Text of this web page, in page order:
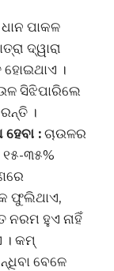
ଧାନ ପାକଳ
ଦ୍ୱାରା
ହୋଇଥାଏ ।
ସିଝିପାରିଲେ
।
: ଚାଉଳର
୩୫%
ଫୁଲିଥାଏ,
ନରମ ହୁଏ ନାହିଁ
। କମ୍
ବେଳେ